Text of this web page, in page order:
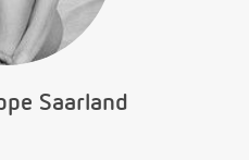
Saarland